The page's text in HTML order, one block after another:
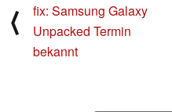
⟨
fix: Samsung Galaxy
Unpacked Termin
bekannt